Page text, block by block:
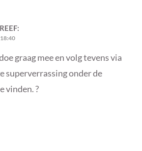
graag mee en volg tevens via
superverrassing onder de
vinden. ?